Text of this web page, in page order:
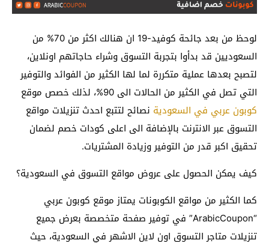
لوحظ من بعد جائحة كوفيد-19 ان هنالك اكثر من 70% من
السعوديين قد بدأوا بتجربة التسوق وشراء حاجاتهم اونلاين،
لتصبح بعدها عملية متكررة لما لها الكثير من الفوائد والتوفير
التي تصل في الكثير من الحالات الى 90%، لذلك خصص موقع
كوبون عربي في السعودية نصائح لتتبع احدث تنزيلات مواقع
التسوق عبر الانترنت بالإضافة الى اعلى كودات خصم لضمان
تحقيق اكبر قدر من التوفير وزيادة المشتريات.
كيف يمكن الحصول على عروض مواقع التسوق في السعودية؟
كما الكثير من مواقع الكوبونات يمتاز موقع كوبون عربي
“ArabicCoupon” في توفير صفحة متخصصة بعرض جميع
تنزيلات متاجر التسوق اون لاين الاشهر في السعودية، حيث